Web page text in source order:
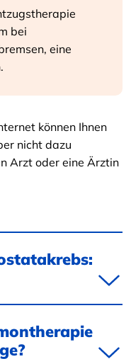
bei
eine
können Ihnen
nicht dazu
Arzt oder eine Ärztin